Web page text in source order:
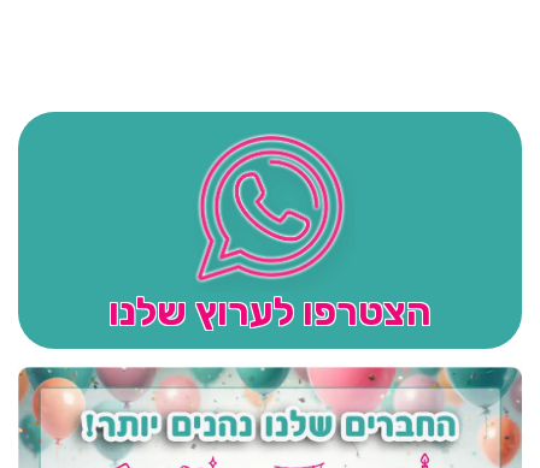
הצטרפו לערוץ שלנו